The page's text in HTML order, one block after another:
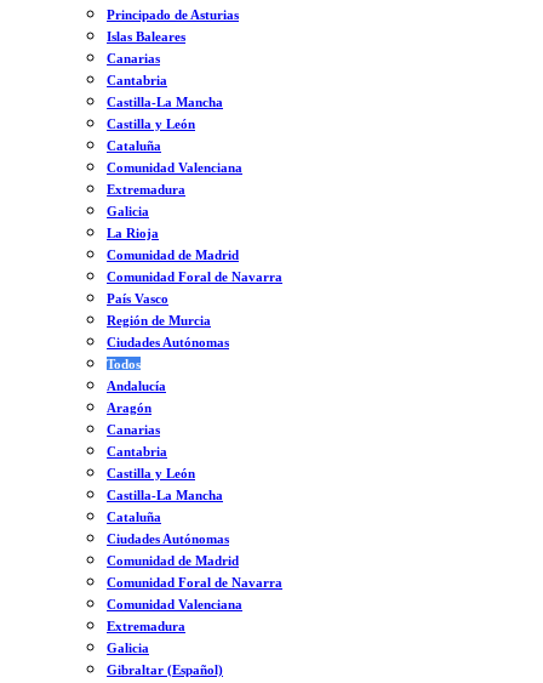
Principado de Asturias
Islas Baleares
Canarias
Cantabria
Castilla-La Mancha
Castilla y León
Cataluña
Comunidad Valenciana
Extremadura
Galicia
La Rioja
Comunidad de Madrid
Comunidad Foral de Navarra
País Vasco
Región de Murcia
Ciudades Autónomas
Todos
Andalucía
Aragón
Canarias
Cantabria
Castilla y León
Castilla-La Mancha
Cataluña
Ciudades Autónomas
Comunidad de Madrid
Comunidad Foral de Navarra
Comunidad Valenciana
Extremadura
Galicia
Gibraltar (Español)